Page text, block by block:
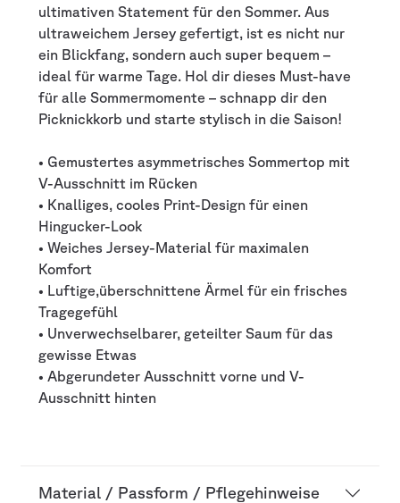
ultimativen Statement für den Sommer. Aus
ultraweichem Jersey gefertigt, ist es nicht nur
ein Blickfang, sondern auch super bequem –
ideal für warme Tage. Hol dir dieses Must-have
für alle Sommermomente – schnapp dir den
Picknickkorb und starte stylisch in die Saison!
• Gemustertes asymmetrisches Sommertop mit
V-Ausschnitt im Rücken
• Knalliges, cooles Print-Design für einen
Hingucker-Look
• Weiches Jersey-Material für maximalen
Komfort
• Luftige,überschnittene Ärmel für ein frisches
Tragegefühl
• Unverwechselbarer, geteilter Saum für das
gewisse Etwas
• Abgerundeter Ausschnitt vorne und V-
Ausschnitt hinten
Material / Passform / Pflegehinweise